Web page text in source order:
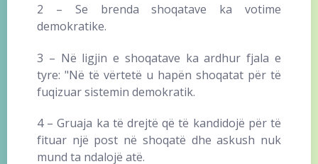
2 – Se brenda shoqatave ka votime
demokratike.
3 – Në ligjin e shoqatave ka ardhur fjala e
tyre: "Në të vërtetë u hapën shoqatat për të
fuqizuar sistemin demokratik.
4 – Gruaja ka të drejtë që të kandidojë për të
fituar një post në shoqatë dhe askush nuk
mund ta ndalojë atë.